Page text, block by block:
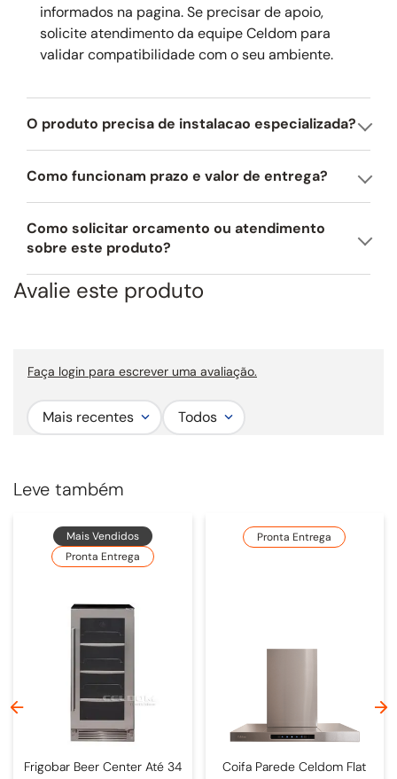
Largura comercial: 54cm.
informados na pagina. Se precisar de apoio,
solicite atendimento da equipe Celdom para
validar compatibilidade com o seu ambiente.
O produto precisa de instalacao especializada?
Como funcionam prazo e valor de entrega?
Como solicitar orcamento ou atendimento
sobre este produto?
Avalie este produto
Faça login para escrever uma avaliação.
Mais recentes Todos
Leve também
Mais Vendidos
Pronta Entrega
Frigobar Beer Center Até 34
Pronta Entrega
Coifa Parede Celdom Flat